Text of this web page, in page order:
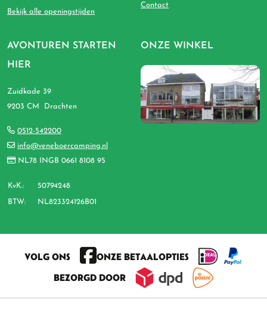
AVONTUREN STARTEN
HIER
Zuidkade 39
9203 CM Drachten
0512-542200
info@veneboercamping.nl
NL78 INGB 0661 8108 95
KvK.: 50794248
BTW: NL823324126B01
Bekijk alle openingstijden
Contact
ONZE WINKEL
VOLG ONS
ONZE BETAALOPTIES
BEZORGD DOOR